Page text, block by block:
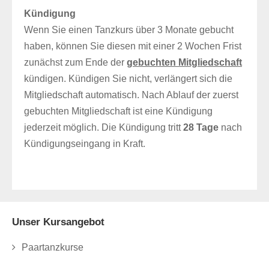
Kündigung
Wenn Sie einen Tanzkurs über 3 Monate gebucht
haben, können Sie diesen mit einer 2 Wochen Frist
zunächst zum Ende der gebuchten Mitgliedschaft
kündigen. Kündigen Sie nicht, verlängert sich die
Mitgliedschaft automatisch. Nach Ablauf der zuerst
gebuchten Mitgliedschaft ist eine Kündigung
jederzeit möglich. Die Kündigung tritt28 Tage nach
Kündigungseingang in Kraft.
Unser Kursangebot
Paartanzkurse